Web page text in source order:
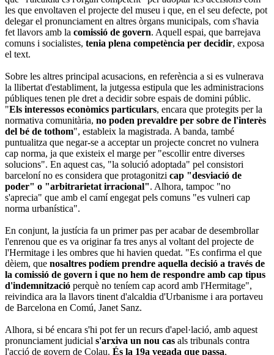
les que envoltaven el projecte del museu i que, en el seu defecte, pot
delegar el pronunciament en altres òrgans municipals, com s'havia
fet llavors amb la comissió de govern. Aquell espai, que barrejava
comuns i socialistes, tenia plena competència per decidir, exposa
el text.
Sobre les altres principal acusacions, en referència a si es vulnerava
la llibertat d'establiment, la jutgessa estipula que les administracions
públiques tenen ple dret a decidir sobre espais de domini públic.
"Els interessos econòmics particulars, encara que protegits per la
normativa comunitària, no poden prevaldre per sobre de l'interès
del bé de tothom", estableix la magistrada. A banda, també
puntualitza que negar-se a acceptar un projecte concret no vulnera
cap norma, ja que existeix el marge per "escollir entre diverses
solucions". En aquest cas, "la solució adoptada" pel consistori
barceloní no es considera que protagonitzi cap "desviació de
poder" o "arbitrarietat irracional". Alhora, tampoc "no
s'aprecia" que amb el camí engegat pels comuns "es vulneri cap
norma urbanística".
En conjunt, la justícia fa un primer pas per acabar de desembrollar
l'enrenou que es va originar fa tres anys al voltant del projecte de
l'Hermitage i les ombres que hi havien quedat. "Es confirma el que
dèiem, que nosaltres podíem prendre aquella decisió a través de
la comissió de govern i que no hem de respondre amb cap tipus
d'indemnització perquè no teníem cap acord amb l'Hermitage",
reivindica ara la llavors tinent d'alcaldia d'Urbanisme i ara portaveu
de Barcelona en Comú, Janet Sanz.
Alhora, si bé encara s'hi pot fer un recurs d'apel·lació, amb aquest
pronunciament judicial s'arxiva un nou cas als tribunals contra
l'acció de govern de Colau. És la 19a vegada que passa,